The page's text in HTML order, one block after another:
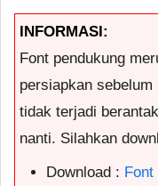
INFORMASI:
Font pendukung
persiapkan
tidak terjadi
nanti. Silahkan
Download :